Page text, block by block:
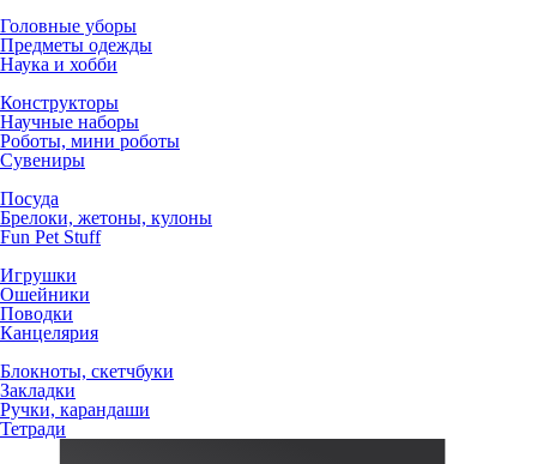
Головные уборы
Предметы одежды
Наука и хобби
Конструкторы
Научные наборы
Роботы, мини роботы
Сувениры
Посуда
Брелоки, жетоны, кулоны
Fun Pet Stuff
Игрушки
Ошейники
Поводки
Канцелярия
Блокноты, скетчбуки
Закладки
Ручки, карандаши
Тетради